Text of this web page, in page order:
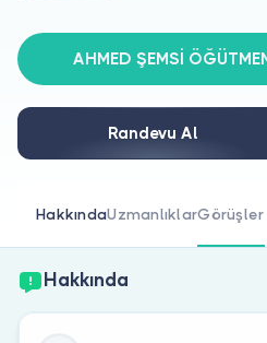
Doktorlar için
Doktor
AHMED ŞEMSİ
Randevu Al
HakkındaUzmanlıklarGörüşler
Hakkında